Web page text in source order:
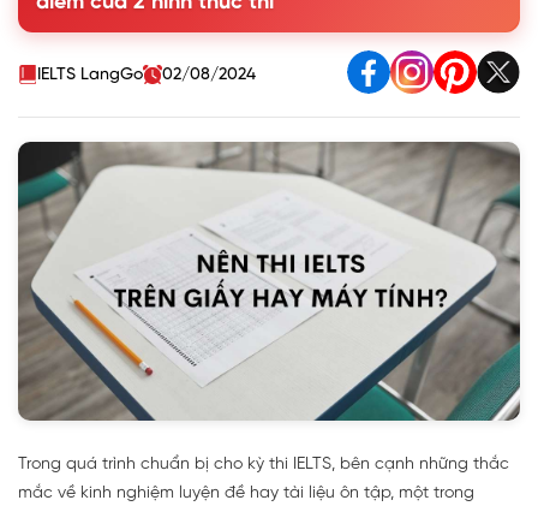
2. Những điểm khác nhau giữa thi IELTS trên giấy và trên
3. Kết luận: Nên thi IELTS trên giấy hay máy tính?
IELTS LangGo 02/08/2024
Trong quá trình chuẩn bị cho kỳ thi IELTS, bên cạnh những thắc
mắc về kinh nghiệm luyện đề hay tài liệu ôn tập, một trong